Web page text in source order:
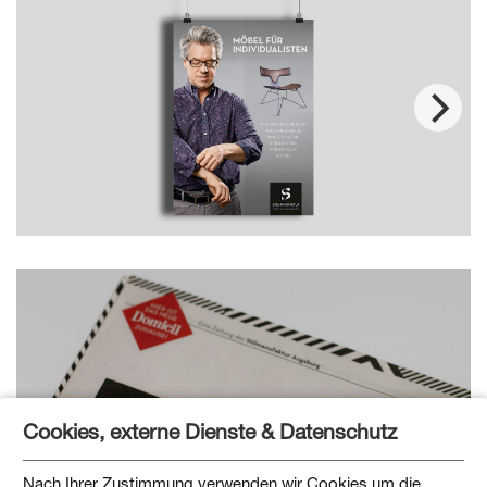
Cookies, externe Dienste & Datenschutz